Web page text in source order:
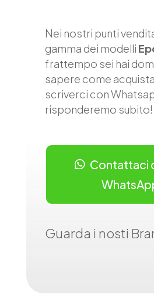
Nei nostri punti
gamma dei modelli
frattempo sei hai
sapere come
scriverci con
risponderemo subito!
Contattaci
Guarda i nosti